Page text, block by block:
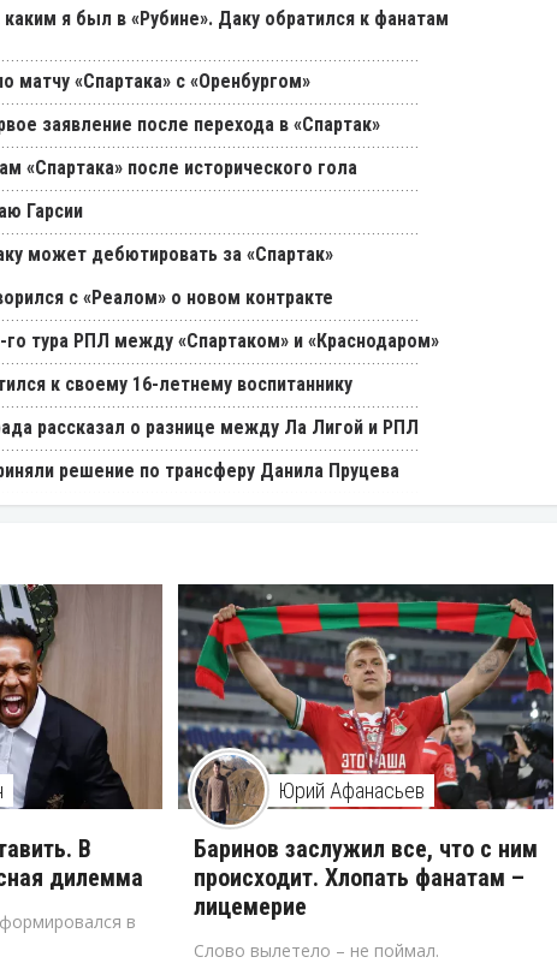
я был в «Рубине». Даку обратился к фанатам
«Спартака» с «Оренбургом»
заявление после перехода в «Спартак»
«Спартака» после исторического гола
Гарсии
может дебютировать за «Спартак»
с «Реалом» о новом контракте
тура РПЛ между «Спартаком» и «Краснодаром»
к своему 16-летнему воспитаннику
рассказал о разнице между Ла Лигой и РПЛ
решение по трансферу Данила Пруцева
В
дилемма
в
Юрий Афанасьев
Баринов заслужил все, что с ним
происходит. Хлопать фанатам –
лицемерие
Слово вылетело – не поймал.